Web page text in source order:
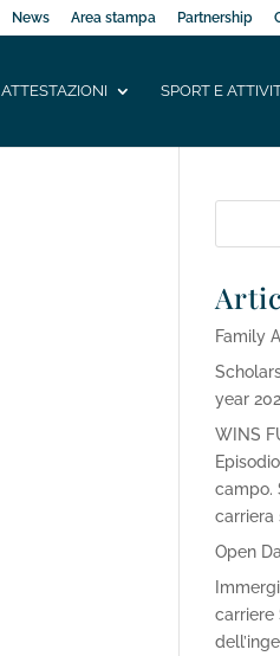
News Area stampa Partnership
ATTESTAZIONI SPORT E
Family
year
WINS
campo.
Open
carriere